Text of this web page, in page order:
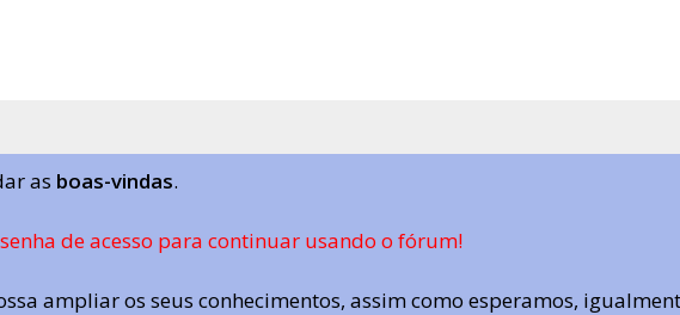
as boas-vindas.
de acesso para continuar usando o fórum!
ampliar os seus conhecimentos, assim como esperamos,